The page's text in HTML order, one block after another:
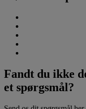
Fandt du ikke
et spørgsmål?